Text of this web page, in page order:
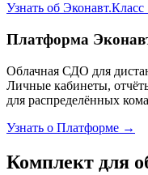
Узнать об
Платформа
Облачная СДО для
Личные кабинеты,
для распределённых
Узнать о Платформе →
Комплект для